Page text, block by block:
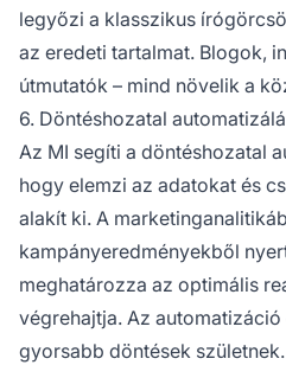
legyőzi a klasszikus
az eredeti tartalmat. Blogok,
útmutatók – mind növelik a
6. Döntéshozatal
Az MI segíti a döntéshozatal
hogy elemzi az adatokat és
alakít ki. A
kampányeredményekből
meghatározza az optimális
végrehajtja. Az
gyorsabb döntések